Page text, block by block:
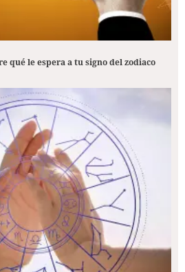
qué le espera a tu signo del zodiaco